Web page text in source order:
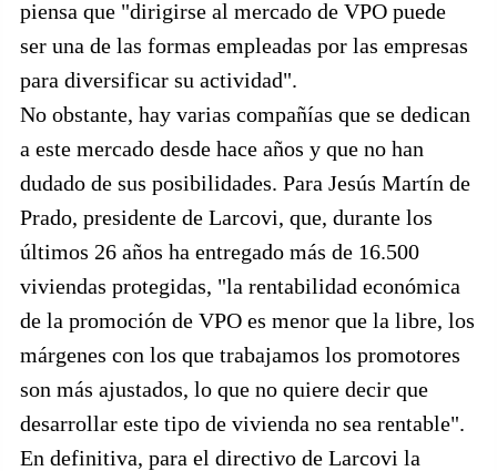
piensa que "dirigirse al mercado de VPO puede
ser una de las formas empleadas por las empresas
para diversificar su actividad".
No obstante, hay varias compañías que se dedican
a este mercado desde hace años y que no han
dudado de sus posibilidades. Para Jesús Martín de
Prado, presidente de Larcovi, que, durante los
últimos 26 años ha entregado más de 16.500
viviendas protegidas, "la rentabilidad económica
de la promoción de VPO es menor que la libre, los
márgenes con los que trabajamos los promotores
son más ajustados, lo que no quiere decir que
desarrollar este tipo de vivienda no sea rentable".
En definitiva, para el directivo de Larcovi la